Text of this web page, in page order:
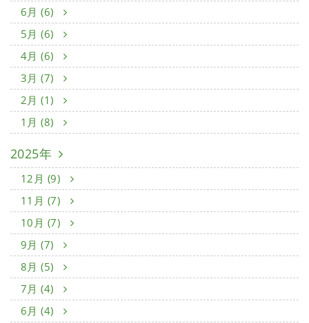
6月 (6)
5月 (6)
4月 (6)
3月 (7)
2月 (1)
1月 (8)
2025年
12月 (9)
11月 (7)
10月 (7)
9月 (7)
8月 (5)
7月 (4)
6月 (4)